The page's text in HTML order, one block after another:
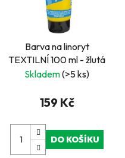
Barva na linoryt
TEXTILNÍ 100 ml - žlutá
Skladem(>5 ks)
159 Kč
DO KOŠÍKU